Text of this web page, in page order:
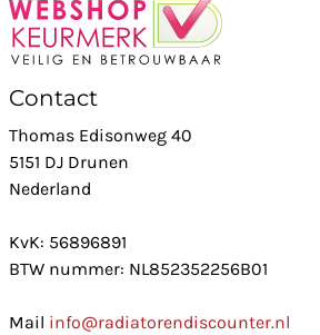
Contact
Thomas Edisonweg 40
5151 DJ Drunen
Nederland
KvK: 56896891
BTW nummer: NL852352256B01
Mail info@radiatorendiscounter.nl